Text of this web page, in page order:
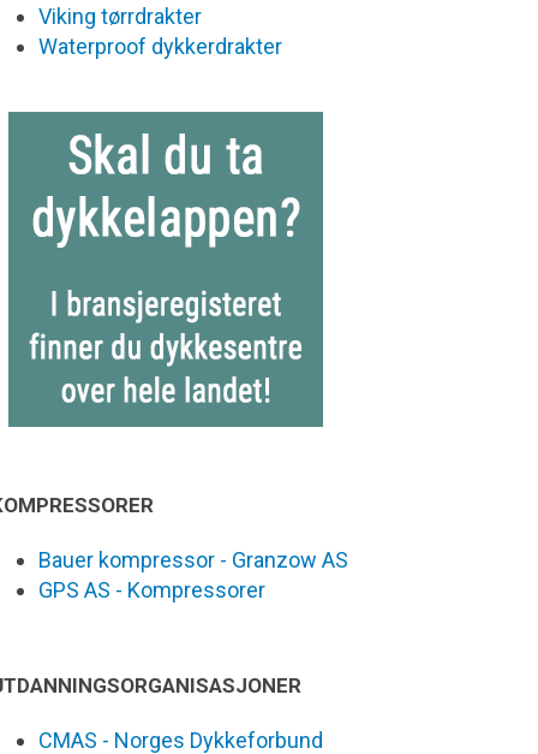
Viking tørrdrakter
Waterproof dykkerdrakter
Bauer kompressor - Granzow AS
GPS AS - Kompressorer
CMAS - Norges Dykkeforbund